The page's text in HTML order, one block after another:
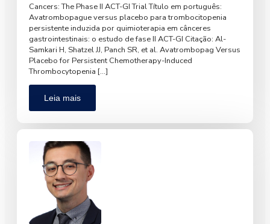
Cancers: The Phase II ACT-GI Trial Título em português:
Avatrombopague versus placebo para trombocitopenia
persistente induzida por quimioterapia em cânceres
gastrointestinais: o estudo de fase II ACT-GI Citação: Al-
Samkari H, Shatzel JJ, Panch SR, et al. Avatrombopag Versus
Placebo for Persistent Chemotherapy-Induced
Thrombocytopenia […]
Leia mais